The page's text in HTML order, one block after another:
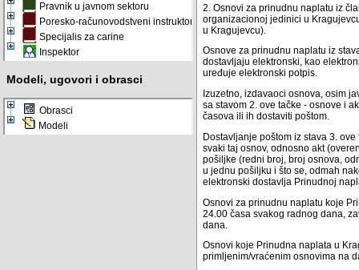
Pravnik u javnom sektoru
Poresko-računovodstveni instruktor
Specijalis za carine
Inspektor
Modeli, ugovori i obrasci
Obrasci
Modeli
2. Osnovi za prinudnu naplatu iz
organizacionoj jedinici u
u Kragujevcu).
Osnove za prinudnu naplatu iz
dostavljaju elektronski, kao
uređuje elektronski potpis.
Izuzetno, izdavaoci osnova, osim
sa stavom 2. ove tačke - osnove i
časova ili ih dostaviti poštom.
Dostavljanje poštom iz stava 3.
svaki taj osnov, odnosno akt
pošiljke (redni broj, broj osnova,
u jednu pošiljku i što se, odmah
elektronski dostavlja Prinudnoj
Osnovi za prinudnu naplatu koje
24.00 časa svakog radnog dana,
dana.
Osnovi koje Prinudna naplata u
primljenim/vraćenim osnovima na